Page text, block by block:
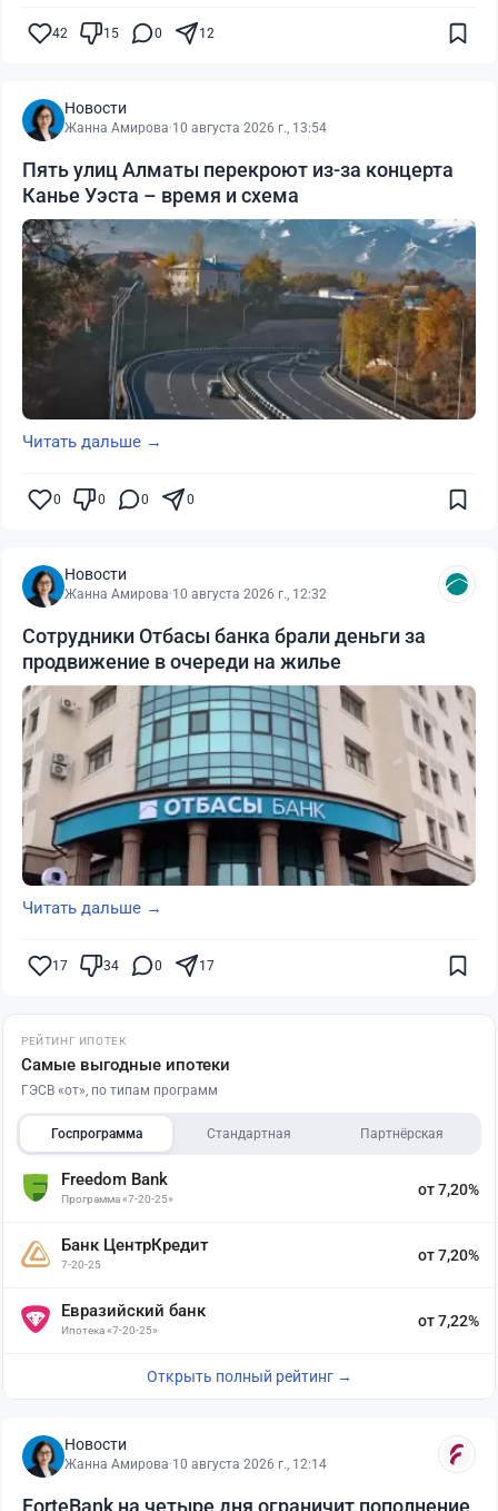
42 15 0 12
Новости
Жанна Амирова·10 августа 2026 г., 13:54
Пять улиц Алматы перекроют из-за концерта
Канье Уэста – время и схема
Читать дальше →
0 0 0 0
Новости
Жанна Амирова·10 августа 2026 г., 12:32
Сотрудники Отбасы банка брали деньги за
продвижение в очереди на жилье
Читать дальше →
17 34 0 17
РЕЙТИНГ ИПОТЕК
Самые выгодные ипотеки
ГЭСВ «от», по типам программ
Госпрограмма Стандартная Партнёрская
Freedom Bank
Программа «7-20-25»
от 7,20%
Банк ЦентрКредит
7-20-25
от 7,20%
Евразийский банк
Ипотека «7-20-25»
от 7,22%
Открыть полный рейтинг →
Новости
Жанна Амирова·10 августа 2026 г., 12:14